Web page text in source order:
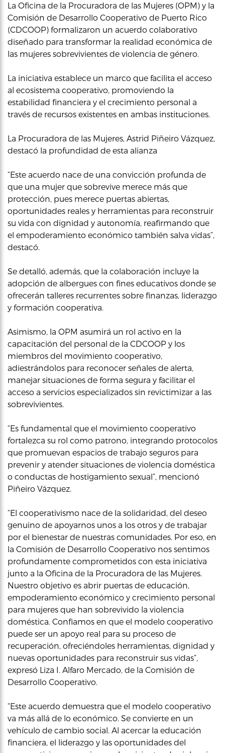
La Oficina de la Procuradora de las Mujeres (OPM) y la
Comisión de Desarrollo Cooperativo de Puerto Rico
(CDCOOP) formalizaron un acuerdo colaborativo
diseñado para transformar la realidad económica de
las mujeres sobrevivientes de violencia de género.
La iniciativa establece un marco que facilita el acceso
al ecosistema cooperativo, promoviendo la
estabilidad financiera y el crecimiento personal a
través de recursos existentes en ambas instituciones.
La Procuradora de las Mujeres, Astrid Piñeiro Vázquez,
destacó la profundidad de esta alianza
“Este acuerdo nace de una convicción profunda de
que una mujer que sobrevive merece más que
protección, pues merece puertas abiertas,
oportunidades reales y herramientas para reconstruir
su vida con dignidad y autonomía, reafirmando que
el empoderamiento económico también salva vidas”,
destacó.
Se detalló, además, que la colaboración incluye la
adopción de albergues con fines educativos donde se
ofrecerán talleres recurrentes sobre finanzas, liderazgo
y formación cooperativa.
Asimismo, la OPM asumirá un rol activo en la
capacitación del personal de la CDCOOP y los
miembros del movimiento cooperativo,
adiestrándolos para reconocer señales de alerta,
manejar situaciones de forma segura y facilitar el
acceso a servicios especializados sin revictimizar a las
sobrevivientes.
“Es fundamental que el movimiento cooperativo
fortalezca su rol como patrono, integrando protocolos
que promuevan espacios de trabajo seguros para
prevenir y atender situaciones de violencia doméstica
o conductas de hostigamiento sexual”, mencionó
Piñeiro Vázquez.
“El cooperativismo nace de la solidaridad, del deseo
genuino de apoyarnos unos a los otros y de trabajar
por el bienestar de nuestras comunidades. Por eso, en
la Comisión de Desarrollo Cooperativo nos sentimos
profundamente comprometidos con esta iniciativa
junto a la Oficina de la Procuradora de las Mujeres.
Nuestro objetivo es abrir puertas de educación,
empoderamiento económico y crecimiento personal
para mujeres que han sobrevivido la violencia
doméstica. Confiamos en que el modelo cooperativo
puede ser un apoyo real para su proceso de
recuperación, ofreciéndoles herramientas, dignidad y
nuevas oportunidades para reconstruir sus vidas”,
expresó Liza I. Alfaro Mercado, de la Comisión de
Desarrollo Cooperativo.
“Este acuerdo demuestra que el modelo cooperativo
va más allá de lo económico. Se convierte en un
vehículo de cambio social. Al acercar la educación
financiera, el liderazgo y las oportunidades del